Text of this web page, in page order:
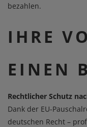
bezahlen.
IHRE
EINEN
Rechtlicher Schutz
Dank der EU-
deutschen Recht –